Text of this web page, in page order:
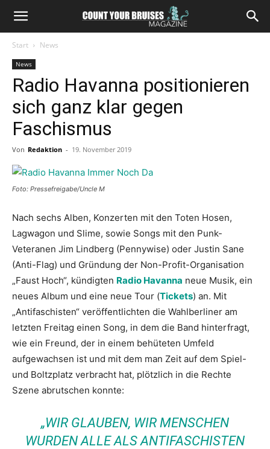
Start News
News
Radio Havanna positionieren
sich ganz klar gegen
Faschismus
Von Redaktion - 19. November 2019
Foto: Pressefreigabe/Uncle M
Nach sechs Alben, Konzerten mit den Toten Hosen,
Lagwagon und Slime, sowie Songs mit den Punk-
Veteranen Jim Lindberg (Pennywise) oder Justin Sane
(Anti-Flag) und Gründung der Non-Profit-Organisation
„Faust Hoch“, kündigten Radio Havanna neue Musik, ein
neues Album und eine neue Tour (Tickets) an. Mit
„Antifaschisten“ veröffentlichten die Wahlberliner am
letzten Freitag einen Song, in dem die Band hinterfragt,
wie ein Freund, der in einem behüteten Umfeld
aufgewachsen ist und mit dem man Zeit auf dem Spiel-
und Boltzplatz verbracht hat, plötzlich in die Rechte
Szene abrutschen konnte:
„WIR GLAUBEN, WIR MENSCHEN
WURDEN ALLE ALS ANTIFASCHISTEN